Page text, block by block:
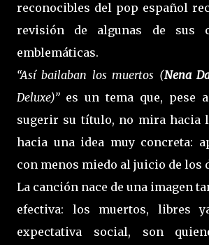
reconocibles del pop español
revisión de algunas de sus
emblemáticas.
“Así bailaban los muertos (Nena
Deluxe)”es un tema que, pese
sugerir su título, no mira hacia
hacia una idea muy concreta:
con menos miedo al juicio de los
La canción nace de una imagen
efectiva: los muertos, libres
expectativa social, son